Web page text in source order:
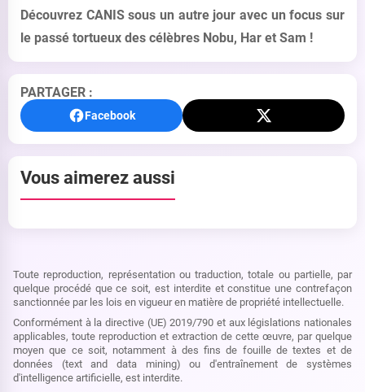
Découvrez CANIS sous un autre jour avec un focus sur
le passé tortueux des célèbres Nobu, Har et Sam !
PARTAGER :
Facebook
Vous aimerez aussi
Toute reproduction, représentation ou traduction, totale ou partielle, par
quelque procédé que ce soit, est interdite et constitue une contrefaçon
sanctionnée par les lois en vigueur en matière de propriété intellectuelle.
Conformément à la directive (UE) 2019/790 et aux législations nationales
applicables, toute reproduction et extraction de cette œuvre, par quelque
moyen que ce soit, notamment à des fins de fouille de textes et de
données (text and data mining) ou d'entraînement de systèmes
d'intelligence artificielle, est interdite.